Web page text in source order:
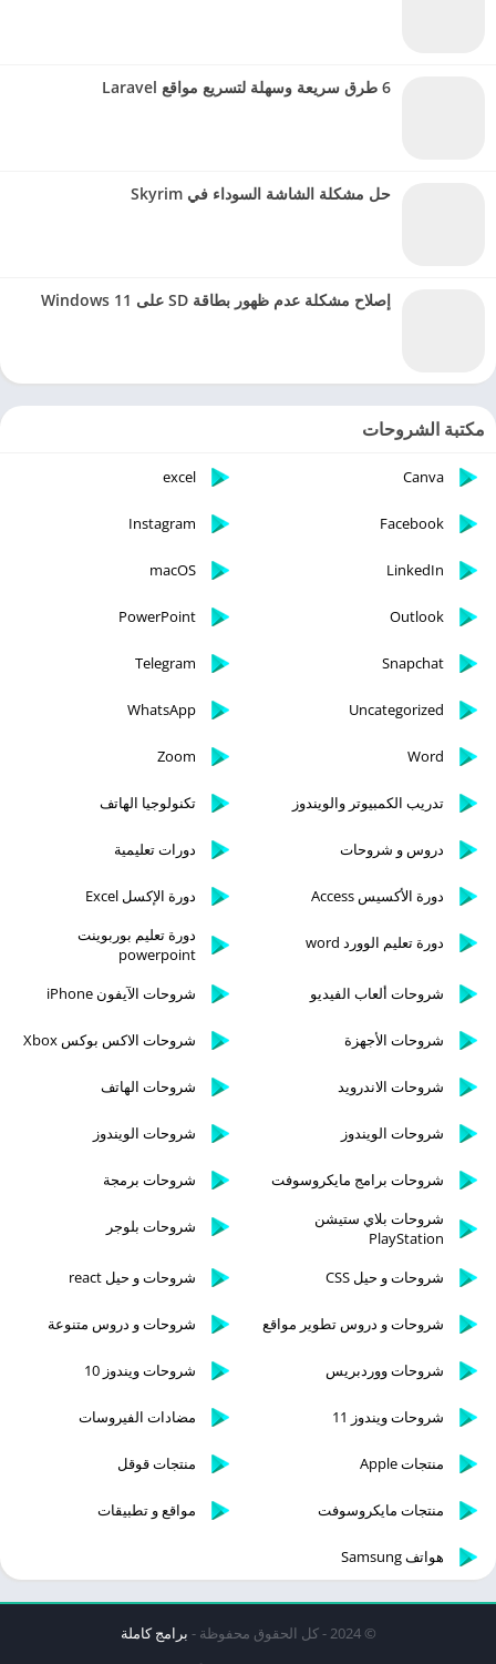
6 طرق سريعة وسهلة لتسريع مواقع Laravel
حل مشكلة الشاشة السوداء في Skyrim
إصلاح مشكلة عدم ظهور بطاقة SD على Windows 11
مكتبة الشروحات
Canva
excel
Facebook
Instagram
LinkedIn
macOS
Outlook
PowerPoint
Snapchat
Telegram
Uncategorized
WhatsApp
Word
Zoom
تدريب الكمبيوتر والويندوز تكنولوجيا الهاتف
دروس و شروحات دورات تعليمية
دورة الأكسيس Access دورة الإكسل Excel
دورة تعليم الوورد word
دورة تعليم بوربوينت
powerpoint
شروحات ألعاب الفيديو
شروحات الآيفون iPhone
شروحات الأجهزة شروحات الاكس بوكس Xbox
شروحات الاندرويد شروحات الهاتف
شروحات الويندوز شروحات الويندوز
شروحات برامج مايكروسوفت
شروحات برمجة
شروحات بلاي ستيشن
PlayStation
شروحات بلوجر
شروحات و حيل CSS شروحات و حيل react
شروحات و دروس تطوير مواقع شروحات و دروس متنوعة
شروحات ووردبريس شروحات ويندوز 10
شروحات ويندوز 11 مضادات الفيروسات
منتجات Apple منتجات قوقل
منتجات مايكروسوفت مواقع و تطبيقات
هواتف Samsung
© 2024 - كل الحقوق محفوظة - برامج كاملة